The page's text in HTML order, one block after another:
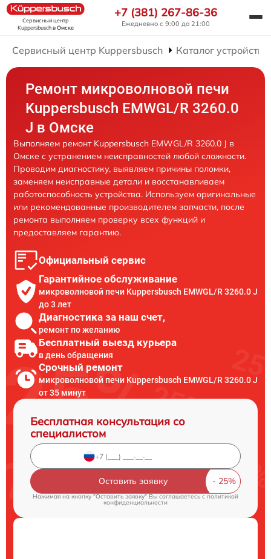
Сервисный центр
Kuppersbuschв Омске
+7 (381) 267-86-36
Ежедневно с 9:00 до 21:00
Сервисный центр Kuppersbusch Каталог устройств
Ремонт микроволновой печи
Kuppersbusch EMWGL/R 3260.0
J в Омске
Выполняем ремонт Kuppersbusch EMWGL/R 3260.0 J в
Омске с устранением неисправностей любой сложности.
Проводим диагностику, выявляем причины поломки,
заменяем неисправные детали и восстанавливаем
работоспособность устройства. Используем оригинальные
или рекомендованные производителем запчасти, после
ремонта выполняем проверку всех функций и
предоставляем гарантию.
Официальный сервис
Гарантийное обслуживание
микроволновой печи Kuppersbusch EMWGL/R 3260.0 J
до 3 лет
Диагностика за наш счет,
ремонт по желанию
Бесплатный выезд курьера
в день обращения
Срочный ремонт
микроволновой печи Kuppersbusch EMWGL/R 3260.0 J
от 35 минут
Бесплатная консультация со
специалистом
Оставить заявку
Нажимая на кнопку "Оставить заявку" Вы соглашаетесь c политикой
конфиденциальности